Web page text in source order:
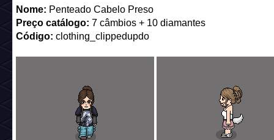
Nome: Penteado Cabelo Preso
Preço catálogo: 7 câmbios + 10 diamantes
Código: clothing_clippedupdo